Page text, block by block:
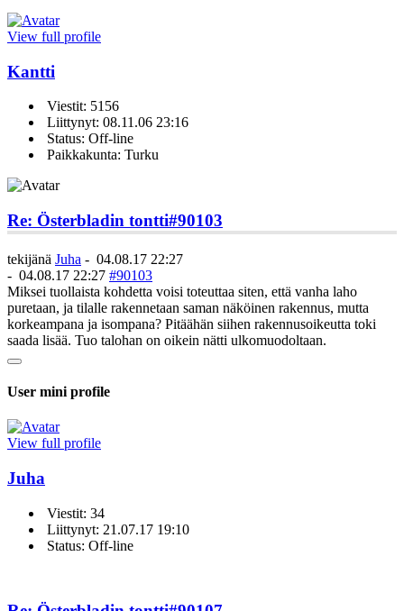
View full profile
Kantti
Viestit: 5156
Liittynyt: 08.11.06 23:16
Status: Off-line
Paikkakunta: Turku
Re: Österbladin tontti#90103
tekijänä Juha - 04.08.17 22:27
- 04.08.17 22:27 #90103
Miksei tuollaista kohdetta voisi toteuttaa siten, että vanha laho
puretaan, ja tilalle rakennetaan saman näköinen rakennus, mutta
korkeampana ja isompana? Pitäähän siihen rakennusoikeutta toki
saada lisää. Tuo talohan on oikein nätti ulkomuodoltaan.
User mini profile
View full profile
Juha
Viestit: 34
Liittynyt: 21.07.17 19:10
Status: Off-line